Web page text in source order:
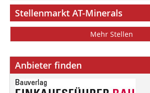
Stellenmarkt AT-Minerals
Mehr Stellen
Anbieter finden